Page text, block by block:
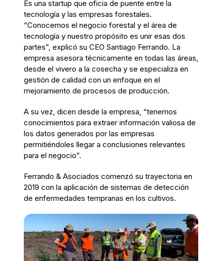
Es una startup que oficia de puente entre la
tecnología y las empresas forestales.
“Conocemos el negocio forestal y el área de
tecnología y nuestro propósito es unir esas dos
partes”, explicó su CEO Santiago Ferrando. La
empresa asesora técnicamente en todas las áreas,
desde el vivero a la cosecha y se especializa en
gestión de calidad con un enfoque en el
mejoramiento de procesos de producción.
A su vez, dicen desde la empresa, “tenemos
conocimientos para extraer información valiosa de
los datos generados por las empresas
permitiéndoles llegar a conclusiones relevantes
para el negocio”.
Ferrando & Asociados comenzó su trayectoria en
2019 con la aplicación de sistemas de detección
de enfermedades tempranas en los cultivos.